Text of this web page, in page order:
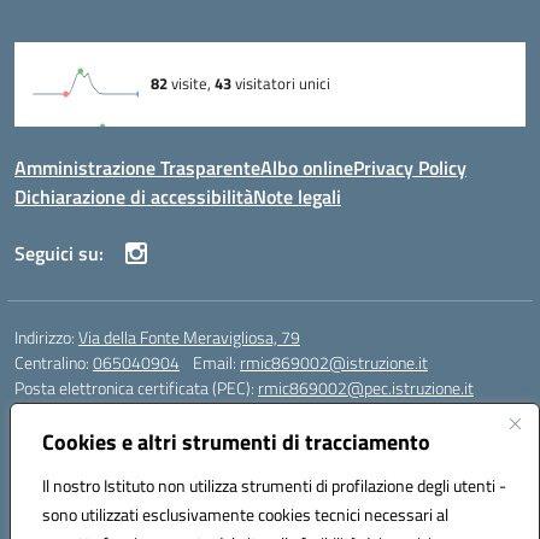
Cookies e altri strumenti di tracciamento
Il nostro Istituto non utilizza strumenti di profilazione degli utenti -
sono utilizzati esclusivamente cookies tecnici necessari al
Amministrazione TrasparenteAlbo onlinePrivacy Policy
Dichiarazione di accessibilitàNote legali
Seguici su:
Indirizzo:Via della Fonte Meravigliosa, 79
Centralino:065040904 Email: rmic869002@istruzione.it
Posta elettronica certificata (PEC): rmic869002@pec.istruzione.it
Codice fiscale: 97197090588
Codice meccanografico: RMIC869002
Codice Indice delle Pubbliche Amministrazioni (IPA): istsc_rmic869002
Codice unico di fatturazione (CUF): UFRHFP